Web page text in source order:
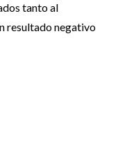
tanto al
resultado negativo